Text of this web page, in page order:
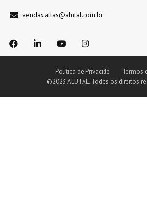
vendas.atlas@alutal.com.br
Política de Privacide
Termos
©2023 ALUTAL. Todos os direitos